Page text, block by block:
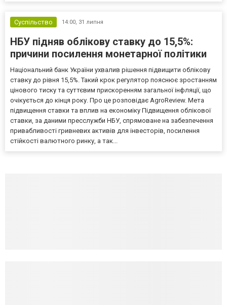
Суспільство 14:00, 31 липня
НБУ підняв облікову ставку до 15,5%:
причини посилення монетарної політики
Національний банк України ухвалив рішення підвищити облікову
ставку до рівня 15,5%. Такий крок регулятор пояснює зростанням
цінового тиску та суттєвим прискоренням загальної інфляції, що
очікується до кінця року. Про це розповідає AgroReview. Мета
підвищення ставки та вплив на економіку Підвищення облікової
ставки, за даними пресслужби НБУ, спрямоване на забезпечення
привабливості гривневих активів для інвесторів, посилення
стійкості валютного ринку, а так...